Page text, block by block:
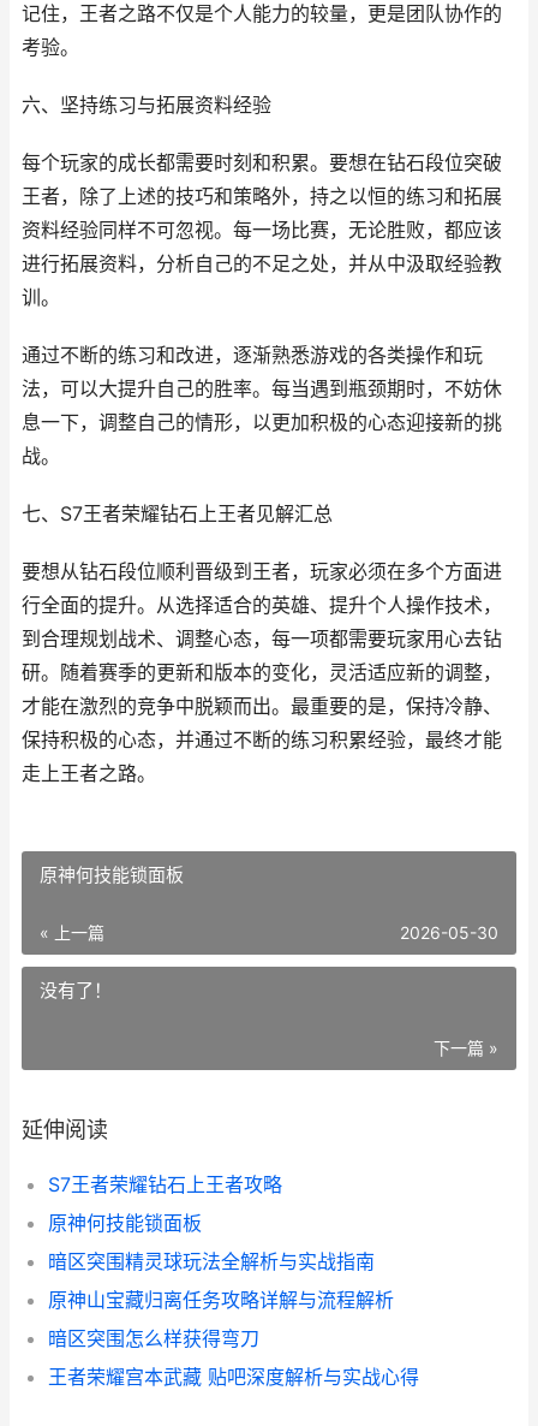
记住，王者之路不仅是个人能力的较量，更是团队协作的
考验。
六、坚持练习与拓展资料经验
每个玩家的成长都需要时刻和积累。要想在钻石段位突破
王者，除了上述的技巧和策略外，持之以恒的练习和拓展
资料经验同样不可忽视。每一场比赛，无论胜败，都应该
进行拓展资料，分析自己的不足之处，并从中汲取经验教
训。
通过不断的练习和改进，逐渐熟悉游戏的各类操作和玩
法，可以大提升自己的胜率。每当遇到瓶颈期时，不妨休
息一下，调整自己的情形，以更加积极的心态迎接新的挑
战。
七、S7王者荣耀钻石上王者见解汇总
要想从钻石段位顺利晋级到王者，玩家必须在多个方面进
行全面的提升。从选择适合的英雄、提升个人操作技术，
到合理规划战术、调整心态，每一项都需要玩家用心去钻
研。随着赛季的更新和版本的变化，灵活适应新的调整，
才能在激烈的竞争中脱颖而出。最重要的是，保持冷静、
保持积极的心态，并通过不断的练习积累经验，最终才能
走上王者之路。
原神何技能锁面板
« 上一篇 2026-05-30
没有了！
下一篇 »
延伸阅读
S7王者荣耀钻石上王者攻略
原神何技能锁面板
暗区突围精灵球玩法全解析与实战指南
原神山宝藏归离任务攻略详解与流程解析
暗区突围怎么样获得弯刀
王者荣耀宫本武藏 贴吧深度解析与实战心得